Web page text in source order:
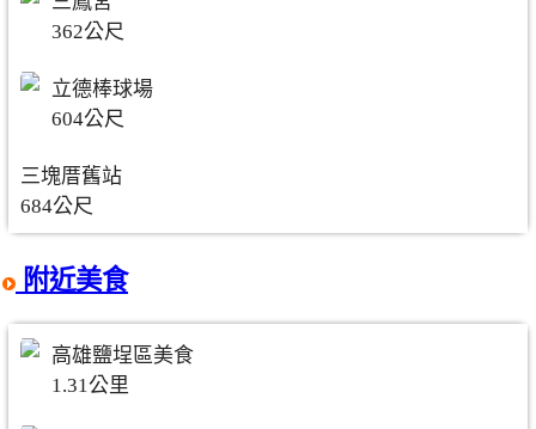
362公尺
立德棒球場
604公尺
三塊厝舊站
684公尺
附近美食
高雄鹽埕區美食
1.31公里